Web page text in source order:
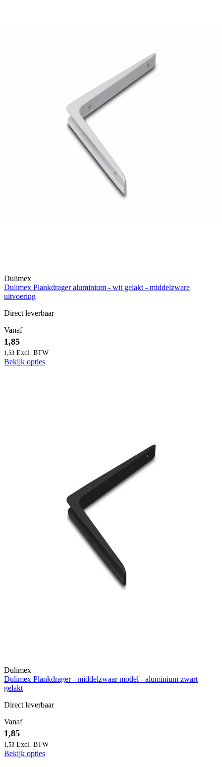
Dulimex
Dulimex Plankdrager aluminium - wit gelakt - middelzware
uitvoering
Direct leverbaar
Vanaf
1,85
1,53
Bekijk opties
Dulimex
Dulimex Plankdrager - middelzwaar model - aluminium zwart
gelakt
Direct leverbaar
Vanaf
1,85
1,53
Bekijk opties